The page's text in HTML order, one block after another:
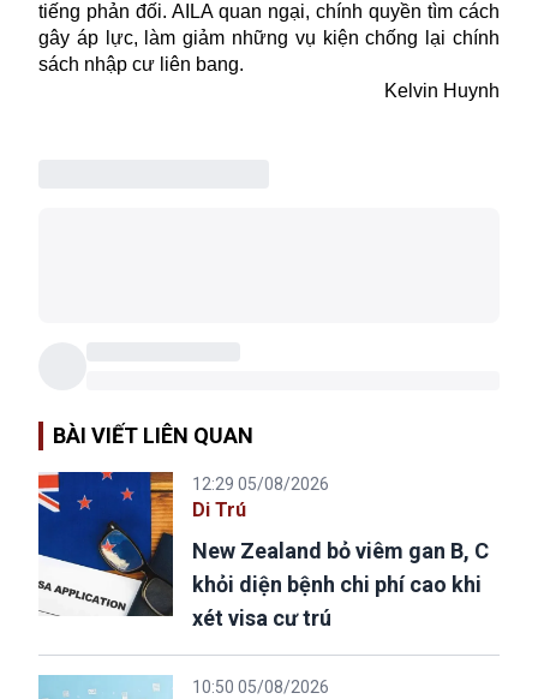
tiếng phản đối. AILA quan ngại, chính quyền tìm cách
gây áp lực, làm giảm những vụ kiện chống lại chính
sách nhập cư liên bang.
Kelvin Huynh
BÀI VIẾT LIÊN QUAN
12:29 05/08/2026
Di Trú
New Zealand bỏ viêm gan B, C
khỏi diện bệnh chi phí cao khi
xét visa cư trú
10:50 05/08/2026